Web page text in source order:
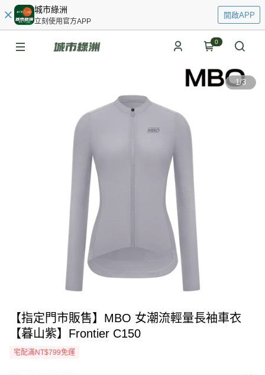
城市綠洲
立刻使用官方APP
開啟APP
0
1/3
【指定門市販售】MBO 女潮流輕量長袖車衣
【暮山紫】Frontier C150
宅配滿NT$799免運